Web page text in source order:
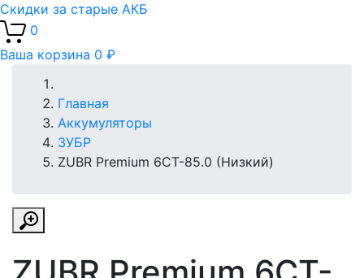
Скидки за старые АКБ
0
Ваша корзина 0 ₽
Главная
Аккумуляторы
ЗУБР
ZUBR Premium 6CT-85.0 (Низкий)